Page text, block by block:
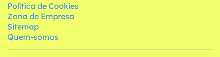
Política de Cookies
Zona de Empresa
Sitemap
Quem-somos